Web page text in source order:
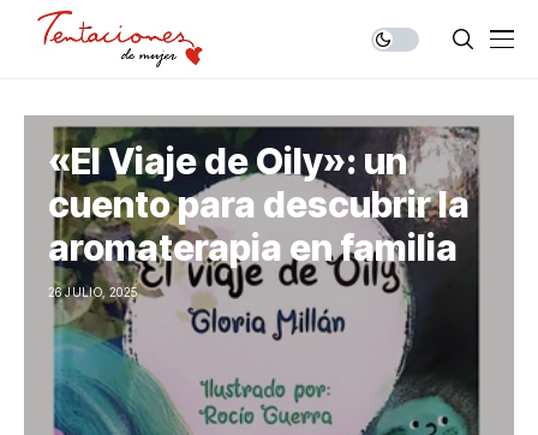
«El Viaje de Oily»: un
cuento para descubrir la
aromaterapia en familia
26 JULIO, 2025